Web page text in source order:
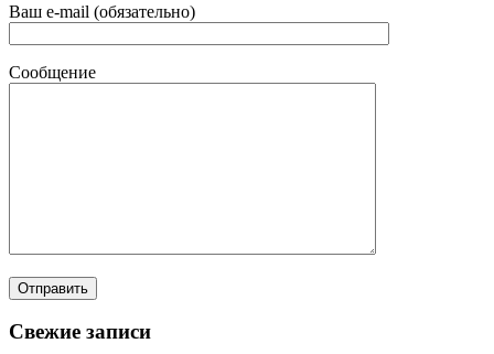
Ваш e-mail (обязательно)
Сообщение
Свежие записи